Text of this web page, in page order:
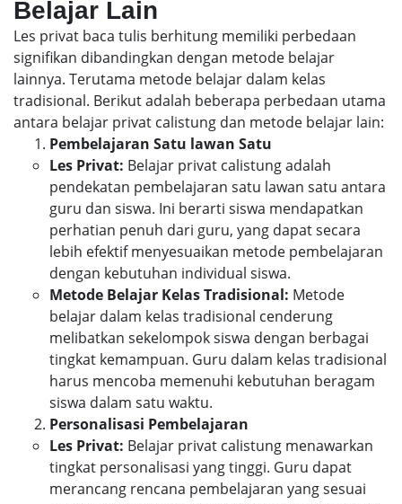
Belajar Lain
Les privat baca tulis berhitung memiliki perbedaan
signifikan dibandingkan dengan metode belajar
lainnya. Terutama metode belajar dalam kelas
tradisional. Berikut adalah beberapa perbedaan utama
antara belajar privat calistung dan metode belajar lain:
Pembelajaran Satu lawan Satu
Les Privat: Belajar privat calistung adalah
pendekatan pembelajaran satu lawan satu antara
guru dan siswa. Ini berarti siswa mendapatkan
perhatian penuh dari guru, yang dapat secara
lebih efektif menyesuaikan metode pembelajaran
dengan kebutuhan individual siswa.
Metode Belajar Kelas Tradisional: Metode
belajar dalam kelas tradisional cenderung
melibatkan sekelompok siswa dengan berbagai
tingkat kemampuan. Guru dalam kelas tradisional
harus mencoba memenuhi kebutuhan beragam
siswa dalam satu waktu.
Personalisasi Pembelajaran
Les Privat: Belajar privat calistung menawarkan
tingkat personalisasi yang tinggi. Guru dapat
merancang rencana pembelajaran yang sesuai